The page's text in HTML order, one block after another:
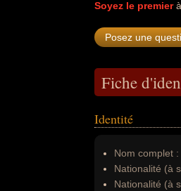
Soyez le premierà
Fiche
Identité
Nom complet :
Nationalité (à
Nationalité (à